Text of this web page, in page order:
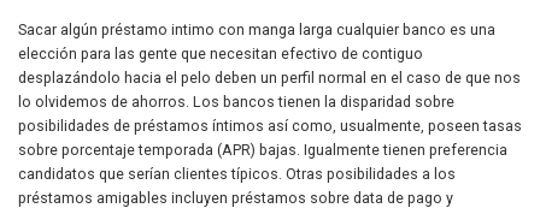
Sacar algún préstamo intimo con manga larga cualquier banco es una
elección para las gente que necesitan efectivo de contiguo
desplazándolo hacia el pelo deben un perfil normal en el caso de que nos
lo olvidemos de ahorros. Los bancos tienen la disparidad sobre
posibilidades de préstamos íntimos así­ como, usualmente, poseen tasas
sobre porcentaje temporada (APR) bajas. Igualmente tienen preferencia
candidatos que serían clientes tí­picos. Otras posibilidades a los
préstamos amigables incluyen préstamos sobre data de pago y